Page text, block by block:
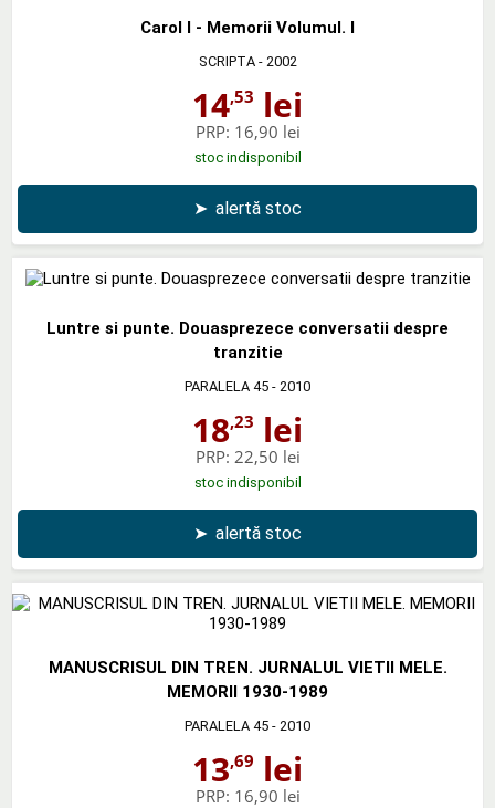
Carol I - Memorii Volumul. I
SCRIPTA- 2002
14,53 lei
PRP: 16,90 lei
stoc indisponibil
➤ alertă stoc
Luntre si punte. Douasprezece conversatii despre
tranzitie
PARALELA 45 - 2010
18,23 lei
PRP: 22,50 lei
stoc indisponibil
➤ alertă stoc
MANUSCRISUL DIN TREN. JURNALUL VIETII MELE.
MEMORII 1930-1989
PARALELA 45 - 2010
13,69 lei
PRP: 16,90 lei